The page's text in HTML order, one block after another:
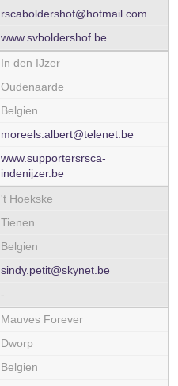
rscaboldershof@hotmail.com
www.svboldershof.be
In den IJzer
Oudenaarde
Belgien
moreels.albert@telenet.be
www.supportersrsca-
indenijzer.be
't Hoekske
Tienen
Belgien
sindy.petit@skynet.be
-
Mauves Forever
Dworp
Belgien